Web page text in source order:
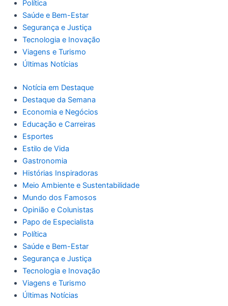
Política
Saúde e Bem-Estar
Segurança e Justiça
Tecnologia e Inovação
Viagens e Turismo
Últimas Notícias
Notícia em Destaque
Destaque da Semana
Economia e Negócios
Educação e Carreiras
Esportes
Estilo de Vida
Gastronomia
Histórias Inspiradoras
Meio Ambiente e Sustentabilidade
Mundo dos Famosos
Opinião e Colunistas
Papo de Especialista
Política
Saúde e Bem-Estar
Segurança e Justiça
Tecnologia e Inovação
Viagens e Turismo
Últimas Notícias